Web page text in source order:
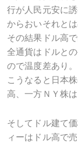
行が人民元安に
からおいそれと
その結果ドル高
全通貨はドルと
ので温度差あり。
こうなると日本
高、一方ＮＹ株
そしてドル建て
ィーはドル高で売